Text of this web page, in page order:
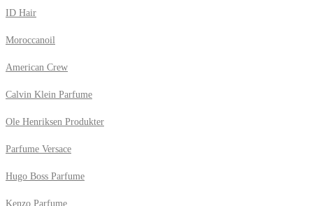
ID Hair
Moroccanoil
American Crew
Calvin Klein Parfume
Ole Henriksen Produkter
Parfume Versace
Hugo Boss Parfume
Kenzo Parfume